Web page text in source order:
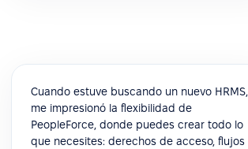
Cuando estuve buscando un nuevo HRMS,
me impresionó la flexibilidad de
PeopleForce, donde puedes crear todo lo
que necesites: derechos de acceso, flujos